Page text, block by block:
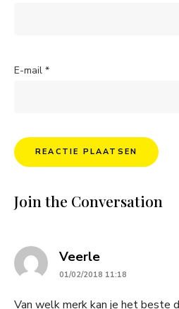
E-mail *
Join the Conversation
Veerlesays:
01/02/2018 11:18
Van welk merk kan je het beste